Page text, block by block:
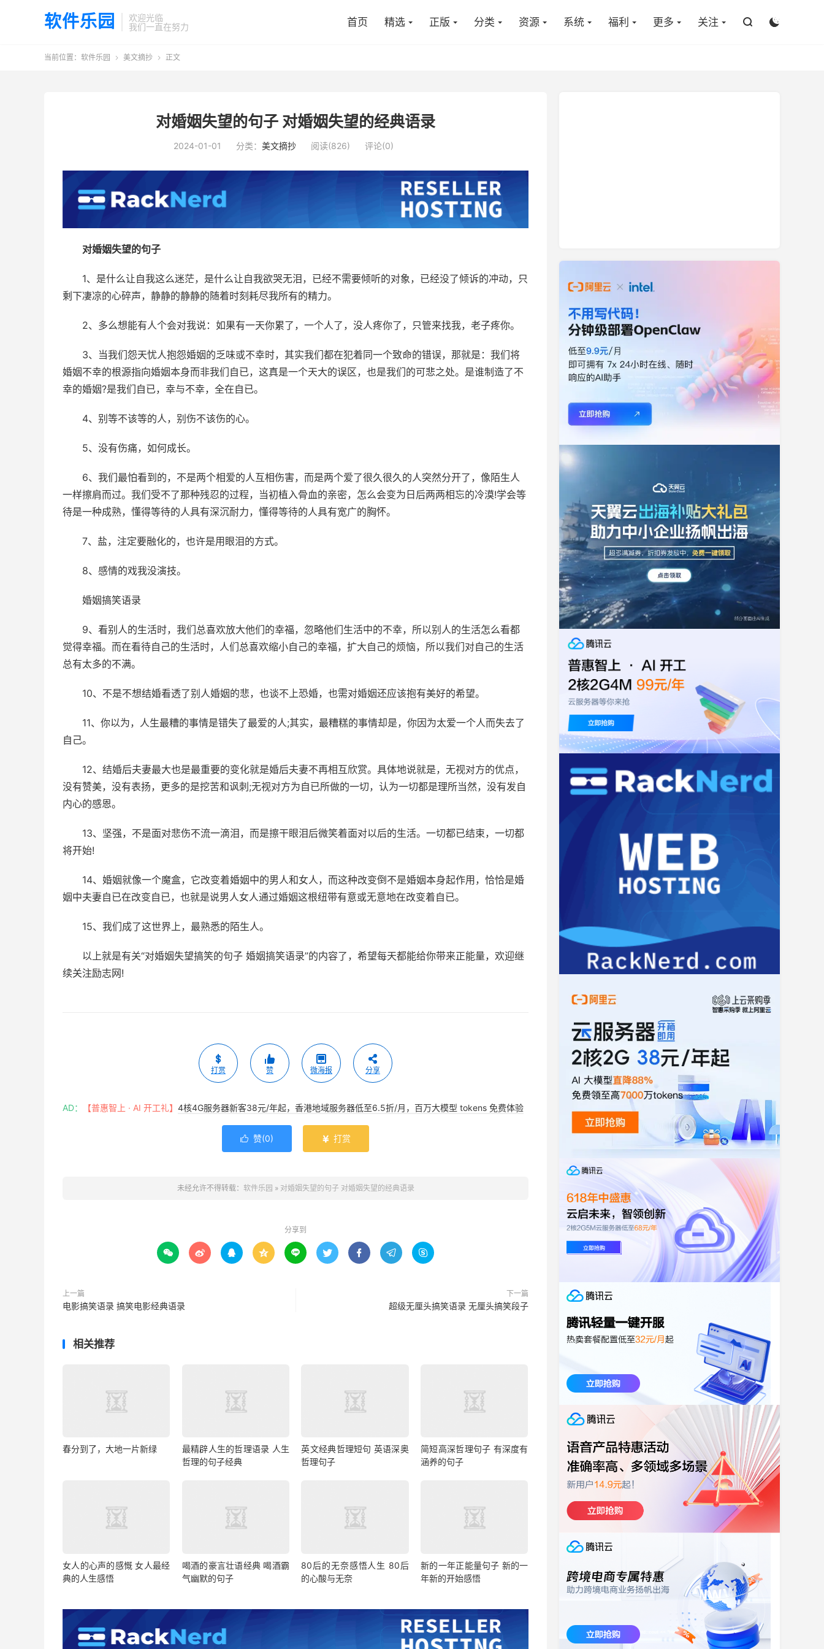
软件乐园
欢迎光临
我们一直在努力
首页 精选 正版 分类 资源 系统 福利 更多 关注  
当前位置： 软件乐园  美文摘抄  正文
对婚姻失望的句子 对婚姻失望的经典语录
2024-01-01 分类： 美文摘抄 阅读(826) 评论(0)
对婚姻失望的句子
1、是什么让自我这么迷茫，是什么让自我欲哭无泪，已经不需要倾听的对象，已经没了倾诉的冲动，只
剩下凄凉的心碎声，静静的静静的随着时刻耗尽我所有的精力。
2、多么想能有人个会对我说：如果有一天你累了，一个人了，没人疼你了，只管来找我，老子疼你。
3、当我们怨天忧人抱怨婚姻的乏味或不幸时，其实我们都在犯着同一个致命的错误，那就是：我们将
婚姻不幸的根源指向婚姻本身而非我们自已，这真是一个天大的误区，也是我们的可悲之处。是谁制造了不
幸的婚姻?是我们自已，幸与不幸，全在自已。
4、别等不该等的人，别伤不该伤的心。
5、没有伤痛，如何成长。
6、我们最怕看到的，不是两个相爱的人互相伤害，而是两个爱了很久很久的人突然分开了，像陌生人
一样擦肩而过。我们受不了那种残忍的过程，当初植入骨血的亲密，怎么会变为日后两两相忘的冷漠!学会等
待是一种成熟，懂得等待的人具有深沉耐力，懂得等待的人具有宽广的胸怀。
7、盐，注定要融化的，也许是用眼泪的方式。
8、感情的戏我没演技。
婚姻搞笑语录
9、看别人的生活时，我们总喜欢放大他们的幸福，忽略他们生活中的不幸，所以别人的生活怎么看都
觉得幸福。而在看待自己的生活时，人们总喜欢缩小自己的幸福，扩大自己的烦恼，所以我们对自己的生活
总有太多的不满。
10、不是不想结婚看透了别人婚姻的悲，也谈不上恐婚，也需对婚姻还应该抱有美好的希望。
11、你以为，人生最糟的事情是错失了最爱的人;其实，最糟糕的事情却是，你因为太爱一个人而失去了
自己。
12、结婚后夫妻最大也是最重要的变化就是婚后夫妻不再相互欣赏。具体地说就是，无视对方的优点，
没有赞美，没有表扬，更多的是挖苦和讽刺;无视对方为自已所做的一切，认为一切都是理所当然，没有发自
内心的感恩。
13、坚强，不是面对悲伤不流一滴泪，而是擦干眼泪后微笑着面对以后的生活。一切都已结束，一切都
将开始!
14、婚姻就像一个魔盒，它改变着婚姻中的男人和女人，而这种改变倒不是婚姻本身起作用，恰恰是婚
姻中夫妻自已在改变自已，也就是说男人女人通过婚姻这根纽带有意或无意地在改变着自已。
15、我们成了这世界上，最熟悉的陌生人。
以上就是有关“对婚姻失望搞笑的句子 婚姻搞笑语录”的内容了，希望每天都能给你带来正能量，欢迎继
续关注励志网!
打赏 赞 微海报 分享
AD： 【普惠智上 · AI 开工礼】 4核4G服务器新客38元/年起，香港地域服务器低至6.5折/月，百万大模型 tokens 免费体验
 赞(0)  打赏
未经允许不得转载： 软件乐园 » 对婚姻失望的句子 对婚姻失望的经典语录
分享到
        
上一篇
电影搞笑语录 搞笑电影经典语录
下一篇
超级无厘头搞笑语录 无厘头搞笑段子
相关推荐
春分到了，大地一片新绿
最精辟人生的哲理语录 人生
哲理的句子经典
英文经典哲理短句 英语深奥
哲理句子
简短高深哲理句子 有深度有
涵养的句子
女人的心声的感慨 女人最经
典的人生感悟
喝酒的豪言壮语经典 喝酒霸
气幽默的句子
80后的无奈感悟人生 80后
的心酸与无奈
新的一年正能量句子 新的一
年新的开始感悟